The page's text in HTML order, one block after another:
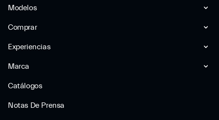
Modelos
Comprar
Experiencias
Marca
Catálogos
Notas De Prensa